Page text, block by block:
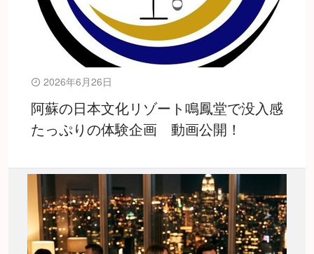
2026年6月26日
阿蘇の日本文化リゾート鳴鳳堂で没入感
たっぷりの体験企画 動画公開！